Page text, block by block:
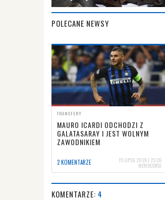
POLECANE NEWSY
TRANSFERY
MAURO ICARDI ODCHODZI Z
GALATASARAY I JEST WOLNYM
ZAWODNIKIEM
2 KOMENTARZE 15 LIPCA 2026 | 23:26
NERIOCORSI
KOMENTARZE: 4